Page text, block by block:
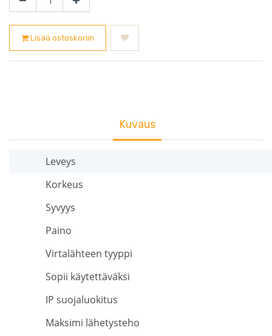
Lisää ostoskoriin
Kuvaus
Leveys
Korkeus
Syvyys
Paino
Virtalähteen tyyppi
Sopii käytettäväksi
IP suojaluokitus
Maksimi lähetysteho